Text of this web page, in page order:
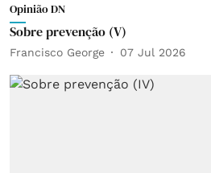
Opinião DN
Sobre prevenção (V)
Francisco George 07 Jul 2026